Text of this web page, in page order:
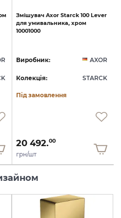
Змішувач Axor Starck 100 Lever
для умивальника, хром
10001000
Виробник: AXOR
Колекція: STARCK
Під замовлення
20 492.00
грн/шт